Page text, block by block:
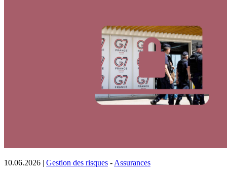
10.06.2026 | Gestion des risques - Assurances